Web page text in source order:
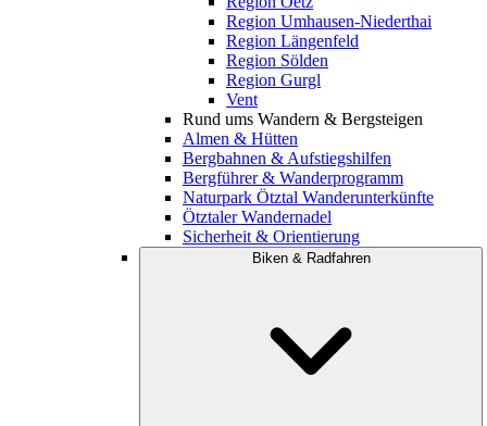
Region Umhausen-Niederthai
Region Längenfeld
Region Sölden
Region Gurgl
Vent
Rund ums Wandern & Bergsteigen
Almen & Hütten
Bergbahnen & Aufstiegshilfen
Bergführer & Wanderprogramm
Naturpark Ötztal Wanderunterkünfte
Ötztaler Wandernadel
Sicherheit & Orientierung
Biken & Radfahren